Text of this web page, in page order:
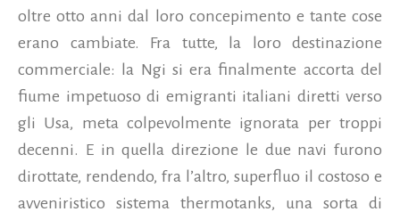
oltre otto anni dal loro concepimento e tante cose
erano cambiate. Fra tutte, la loro destinazione
commerciale: la Ngi si era finalmente accorta del
fiume impetuoso di emigranti italiani diretti verso
gli Usa, meta colpevolmente ignorata per troppi
decenni. E in quella direzione le due navi furono
dirottate, rendendo, fra l’altro, superfluo il costoso e
avveniristico sistema thermotanks, una sorta di